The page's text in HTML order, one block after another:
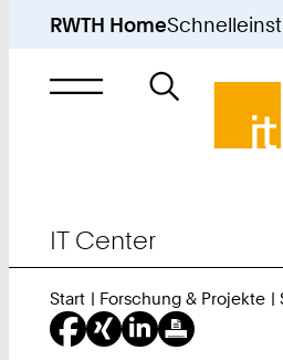
RWTH Home
Suche
nach
IT Center
Start Forschung & Projekte